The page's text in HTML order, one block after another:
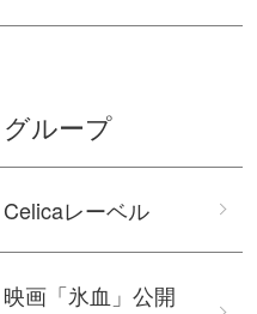
グループ
Celicaレーベル
映画「氷血」公開